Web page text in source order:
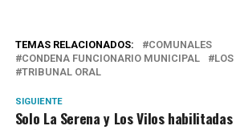
TEMAS RELACIONADOS:
COMUNALES
CONDENA FUNCIONARIO MUNICIPAL
LOS
TRIBUNAL ORAL
SIGUIENTE
Solo La Serena y Los Vilos